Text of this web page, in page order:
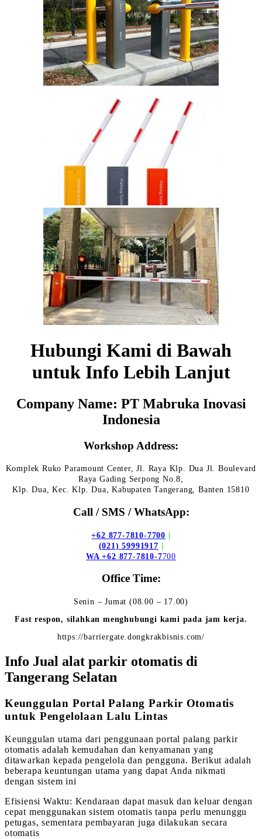
Hubungi Kami di Bawah
untuk Info Lebih Lanjut
Company Name: PT Mabruka Inovasi
Indonesia
Workshop Address:
Komplek Ruko Paramount Center, Jl. Raya Klp. Dua Jl. Boulevard
Raya Gading Serpong No.8,
Klp. Dua, Kec. Klp. Dua, Kabupaten Tangerang, Banten 15810
Call / SMS / WhatsApp:
+62 877-7810-7700 |
(021) 59991917 |
WA +62 877-7810-7700
Office Time:
Senin – Jumat (08.00 – 17.00)
Fast respon, silahkan menghubungi kami pada jam kerja.
https://barriergate.dongkrakbisnis.com/
Info Jual alat parkir otomatis di
Tangerang Selatan
Keunggulan Portal Palang Parkir Otomatis
untuk Pengelolaan Lalu Lintas
Keunggulan utama dari penggunaan portal palang parkir
otomatis adalah kemudahan dan kenyamanan yang
ditawarkan kepada pengelola dan pengguna. Berikut adalah
beberapa keuntungan utama yang dapat Anda nikmati
dengan sistem ini
Efisiensi Waktu: Kendaraan dapat masuk dan keluar dengan
cepat menggunakan sistem otomatis tanpa perlu menunggu
petugas, sementara pembayaran juga dilakukan secara
otomatis